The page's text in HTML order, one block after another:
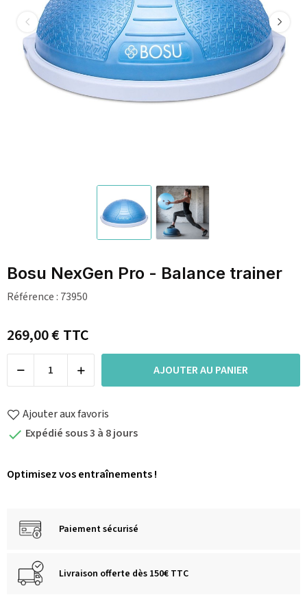
Bosu NexGen Pro - Balance trainer
Référence : 73950
269,00 €TTC
AJOUTER AU PANIER
Ajouter aux favoris
 Expédié sous 3 à 8 jours
Optimisez vos entraînements !
Paiement sécurisé
Livraison offerte dès 150€ TTC